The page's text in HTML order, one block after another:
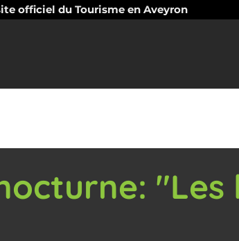
officiel du Tourisme en Aveyron
"Les